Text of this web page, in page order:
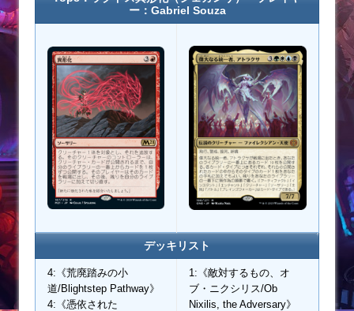
ー：Gabriel Souza
デッキリスト
4:《荒廃踏みの小
道/Blightstep Pathway》
4:《憑依された
1:《敵対するもの、オ
ブ・ニクシリス/Ob
Nixilis, the Adversary》